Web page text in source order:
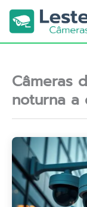
para
conteúdo
Câmeras
noturna a